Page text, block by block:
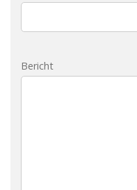
Bericht